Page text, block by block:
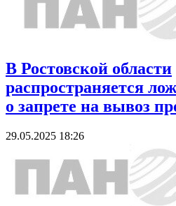
В Ростовской области
распространяется
о запрете на вывоз
29.05.2025 18:26